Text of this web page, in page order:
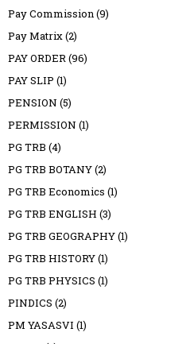
Pay Commission(9)
Pay Matrix(2)
PAY ORDER(96)
PAY SLIP (1)
PENSION (5)
PERMISSION (1)
PG TRB (4)
PG TRB BOTANY(2)
PG TRB Economics (1)
PG TRB ENGLISH (3)
PG TRB GEOGRAPHY(1)
PG TRB HISTORY(1)
PG TRB PHYSICS (1)
PINDICS (2)
PM YASASVI (1)